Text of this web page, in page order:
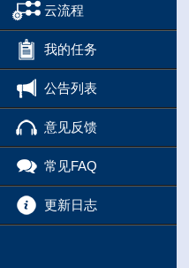
云流程
我的任务
公告列表
意见反馈
常见FAQ
更新日志